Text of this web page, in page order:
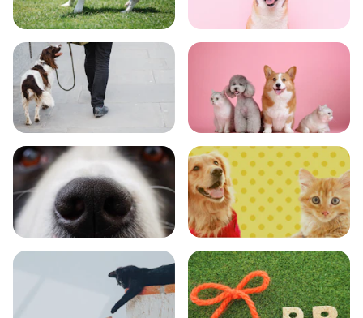
トレーニング グッズ
おでかけ 図鑑
エンタメ クイズ